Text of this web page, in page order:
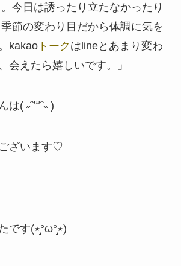
今日は誘ったり立たなかったり
節の変わり目だから体調に気を
kakaoトーク はlineとあまり変わ
会えたら嬉しいです。」
( ˶ ˆ꒳ˆ˵ )
ざいます♡
本当に嬉しかったです(٭°̧̧̧ω°̧̧̧٭)